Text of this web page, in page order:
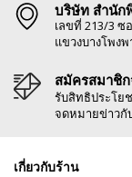
บริษัท สำนัก
เลขที่ 213/3 ซ
แขวงบางโพงพ
สมัครสมาชิ
รับสิทธิประโย
จดหมายข่าวกั
เกี่ยวกับร้าน